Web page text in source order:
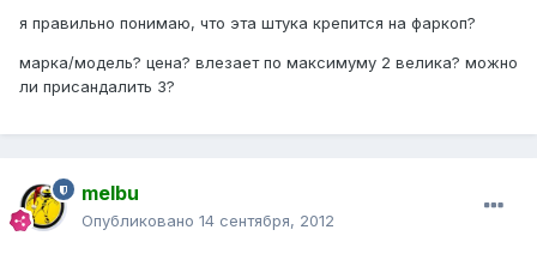
я правильно понимаю, что эта штука крепится на фаркоп?
марка/модель? цена? влезает по максимуму 2 велика? можно
ли присандалить 3?
melbu
Опубликовано 14 сентября, 2012